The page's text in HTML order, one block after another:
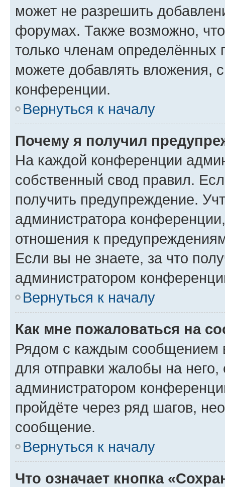
может не разрешить
форумах. Также возможно,
только членам определённых
можете добавлять вложения,
конференции.
Вернуться к началу
Почему я получил
На каждой конференции
собственный свод правил.
получить предупреждение.
администратора
отношения к
Если вы не знаете, за что
администратором
Вернуться к началу
Как мне пожаловаться на
Рядом с каждым сообщением
для отправки жалобы на
администратором
пройдёте через ряд шагов,
сообщение.
Вернуться к началу
Что означает кнопка